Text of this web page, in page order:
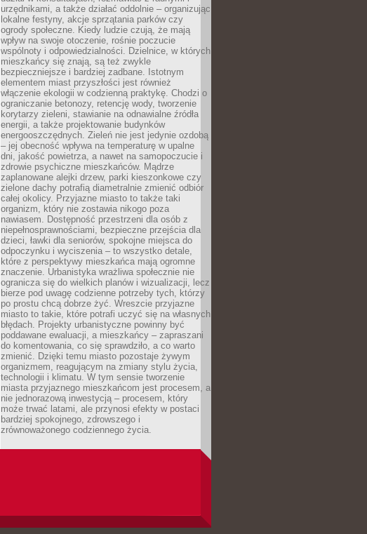
urzędnikami, a także działać oddolnie – organizując
lokalne festyny, akcje sprzątania parków czy
ogrody społeczne. Kiedy ludzie czują, że mają
wpływ na swoje otoczenie, rośnie poczucie
wspólnoty i odpowiedzialności. Dzielnice, w których
mieszkańcy się znają, są też zwykle
bezpieczniejsze i bardziej zadbane. Istotnym
elementem miast przyszłości jest również
włączenie ekologii w codzienną praktykę. Chodzi o
ograniczanie betonozy, retencję wody, tworzenie
korytarzy zieleni, stawianie na odnawialne źródła
energii, a także projektowanie budynków
energooszczędnych. Zieleń nie jest jedynie ozdobą
– jej obecność wpływa na temperaturę w upalne
dni, jakość powietrza, a nawet na samopoczucie i
zdrowie psychiczne mieszkańców. Mądrze
zaplanowane alejki drzew, parki kieszonkowe czy
zielone dachy potrafią diametralnie zmienić odbiór
całej okolicy. Przyjazne miasto to także taki
organizm, który nie zostawia nikogo poza
nawiasem. Dostępność przestrzeni dla osób z
niepełnosprawnościami, bezpieczne przejścia dla
dzieci, ławki dla seniorów, spokojne miejsca do
odpoczynku i wyciszenia – to wszystko detale,
które z perspektywy mieszkańca mają ogromne
znaczenie. Urbanistyka wrażliwa społecznie nie
ogranicza się do wielkich planów i wizualizacji, lecz
bierze pod uwagę codzienne potrzeby tych, którzy
po prostu chcą dobrze żyć. Wreszcie przyjazne
miasto to takie, które potrafi uczyć się na własnych
błędach. Projekty urbanistyczne powinny być
poddawane ewaluacji, a mieszkańcy – zapraszani
do komentowania, co się sprawdziło, a co warto
zmienić. Dzięki temu miasto pozostaje żywym
organizmem, reagującym na zmiany stylu życia,
technologii i klimatu. W tym sensie tworzenie
miasta przyjaznego mieszkańcom jest procesem, a
nie jednorazową inwestycją – procesem, który
może trwać latami, ale przynosi efekty w postaci
bardziej spokojnego, zdrowszego i
zrównoważonego codziennego życia.